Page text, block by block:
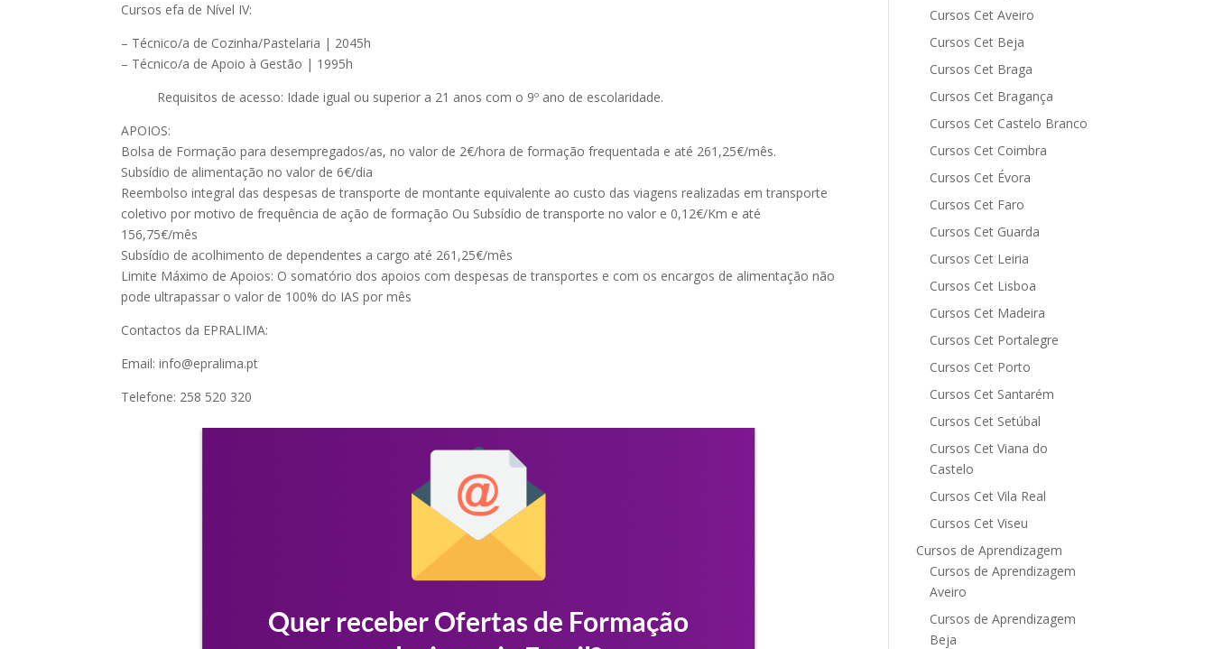
Cursos efa de Nível IV:
– Técnico/a de Cozinha/Pastelaria | 2045h
– Técnico/a de Apoio à Gestão | 1995h
Requisitos de acesso: Idade igual ou superior a 21 anos com o 9º ano de escolaridade.
APOIOS:
Bolsa de Formação para desempregados/as, no valor de 2€/hora de formação frequentada e até 261,25€/mês.
Subsídio de alimentação no valor de 6€/dia
Reembolso integral das despesas de transporte de montante equivalente ao custo das viagens realizadas em transporte
coletivo por motivo de frequência de ação de formação Ou Subsídio de transporte no valor e 0,12€/Km e até
156,75€/mês
Subsídio de acolhimento de dependentes a cargo até 261,25€/mês
Limite Máximo de Apoios: O somatório dos apoios com despesas de transportes e com os encargos de alimentação não
pode ultrapassar o valor de 100% do IAS por mês
Contactos da EPRALIMA:
Email: info@epralima.pt
Telefone: 258 520 320
Cursos Cet Aveiro
Cursos Cet Beja
Cursos Cet Braga
Cursos Cet Bragança
Cursos Cet Castelo Branco
Cursos Cet Coimbra
Cursos Cet Évora
Cursos Cet Faro
Cursos Cet Guarda
Cursos Cet Leiria
Cursos Cet Lisboa
Cursos Cet Madeira
Cursos Cet Portalegre
Cursos Cet Porto
Cursos Cet Santarém
Cursos Cet Setúbal
Cursos Cet Viana do
Castelo
Cursos Cet Vila Real
Cursos Cet Viseu
Cursos de Aprendizagem
Cursos de Aprendizagem
Aveiro
Cursos de Aprendizagem
Beja